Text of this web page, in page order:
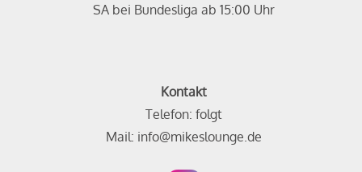
SA bei Bundesliga ab 15:00 Uhr
Kontakt
Telefon: folgt
Mail: info@mikeslounge.de